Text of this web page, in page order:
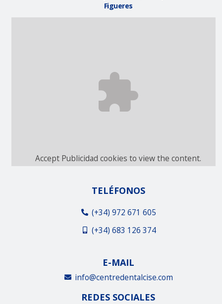
Figueres
Accept Publicidad cookies to view the content.
TELÉFONOS
(+34) 972 671 605
(+34) 683 126 374
E-MAIL
info@centredentalcise.com
REDES SOCIALES